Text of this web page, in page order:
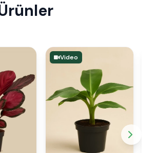
Video